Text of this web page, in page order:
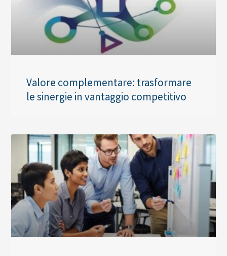
Valore complementare: trasformare
le sinergie in vantaggio competitivo